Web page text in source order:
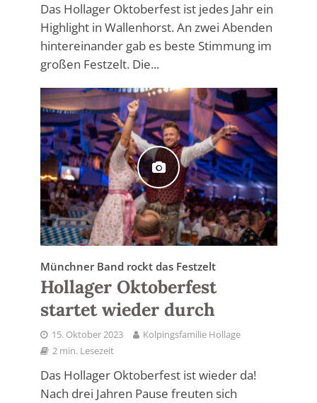
Das Hollager Oktoberfest ist jedes Jahr ein
Highlight in Wallenhorst. An zwei Abenden
hintereinander gab es beste Stimmung im
großen Festzelt. Die...
Münchner Band rockt das Festzelt
Hollager Oktoberfest
startet wieder durch
15. Oktober 2023
Kolpingsfamilie Hollage
2 min. Lesezeit
Das Hollager Oktoberfest ist wieder da!
Nach drei Jahren Pause freuten sich